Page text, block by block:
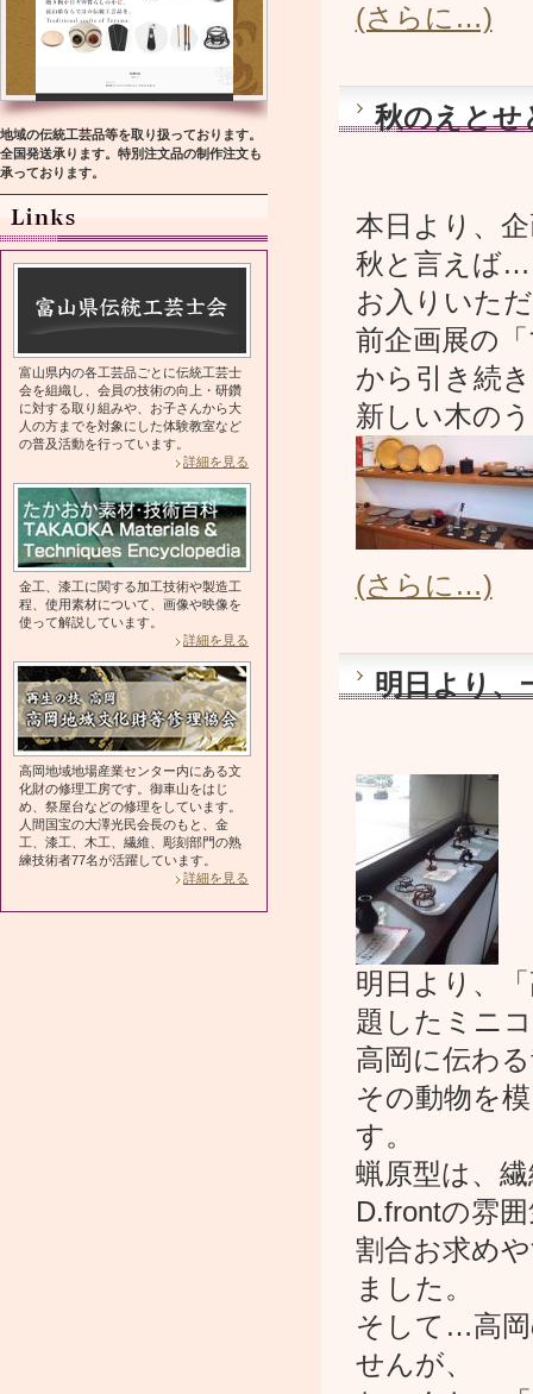
(さらに…)
秋のえとせ
本日より、
秋と言えば…
お入りいた
前企画展の
から引き続
新しい木の
(さらに…)
明日より
明日より、
題したミニ
高岡に伝わ
その動物を
す。
蝋原型は、
D.frontの雰
割合お求め
ました。
そして…高岡
せんが、
地域の伝統工芸品等を取り扱っております。
全国発送承ります。特別注文品の制作注文も
承っております。
富山県内の各工芸品ごとに伝統工芸士
会を組織し、会員の技術の向上・研鑽
に対する取り組みや、お子さんから大
人の方までを対象にした体験教室など
の普及活動を行っています。
詳細を見る
金工、漆工に関する加工技術や製造工
程、使用素材について、画像や映像を
使って解説しています。
詳細を見る
高岡地域地場産業センター内にある文
化財の修理工房です。御車山をはじ
め、祭屋台などの修理をしています。
人間国宝の大澤光民会長のもと、金
工、漆工、木工、繊維、彫刻部門の熟
練技術者77名が活躍しています。
詳細を見る